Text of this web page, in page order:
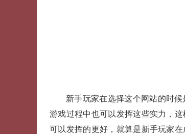
新手玩家在选择这个网站的时
游戏过程中也可以发挥这些实力，
可以发挥的更好，就算是新手玩家